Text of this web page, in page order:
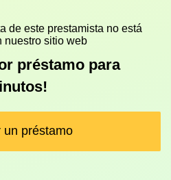
de este prestamista no está
nuestro sitio web
préstamo para
un préstamo